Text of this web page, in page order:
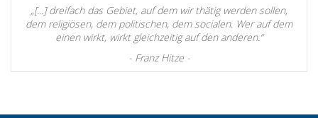
„[...] dreifach das Gebiet, auf dem wir thätig werden sollen,
dem religiösen, dem politischen, dem socialen. Wer auf dem
einen wirkt, wirkt gleichzeitig auf den anderen.“
- Franz Hitze -